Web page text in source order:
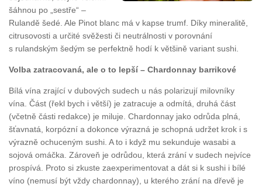
šáhnou po „sestře“ –
Rulandě šedé. Ale Pinot blanc má v kapse trumf. Díky mineralitě,
citrusovosti a určité svěžesti či neutrálnosti v porovnání
s rulandským šedým se perfektně hodí k většině variant sushi.
Volba zatracovaná, ale o to lepší – Chardonnay barrikové
Bílá vína zrající v dubových sudech u nás polarizují milovníky
vína. Část (řekl bych i větší) je zatracuje a odmítá, druhá část
(včetně části redakce) je miluje. Chardonnay jako odrůda plná,
šťavnatá, korpózní a dokonce výrazná je schopná udržet krok i s
výrazně ochuceným sushi. A to i když mu sekunduje wasabi a
sojová omáčka. Zároveň je odrůdou, která zrání v sudech nejvíce
prospívá. Proto si zkuste zaexperimentovat a dát si k sushi i bílé
víno (nemusí být vždy chardonnay), u kterého zrání na dřevě je